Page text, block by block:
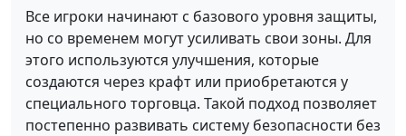
Все игроки начинают с базового уровня защиты,
но со временем могут усиливать свои зоны. Для
этого используются улучшения, которые
создаются через крафт или приобретаются у
специального торговца. Такой подход позволяет
постепенно развивать систему безопасности без